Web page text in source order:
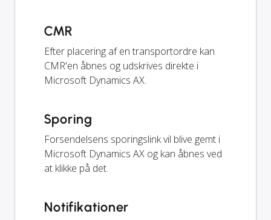
CMR
Efter placering af en transportordre kan
CMR'en åbnes og udskrives direkte i
Microsoft Dynamics AX.
Sporing
Forsendelsens sporingslink vil blive gemt i
Microsoft Dynamics AX og kan åbnes ved
at klikke på det.
Notifikationer